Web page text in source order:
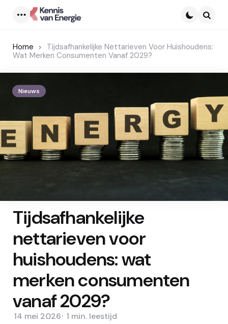
Home
Tijdsafhankelijke Nettarieven Voor Huishoudens:
Wat Merken Consumenten Vanaf 2029?
Nieuws
Tijdsafhankelijke
nettarieven voor
huishoudens: wat
merken consumenten
vanaf 2029?
14 mei 2026 1 min. leestijd